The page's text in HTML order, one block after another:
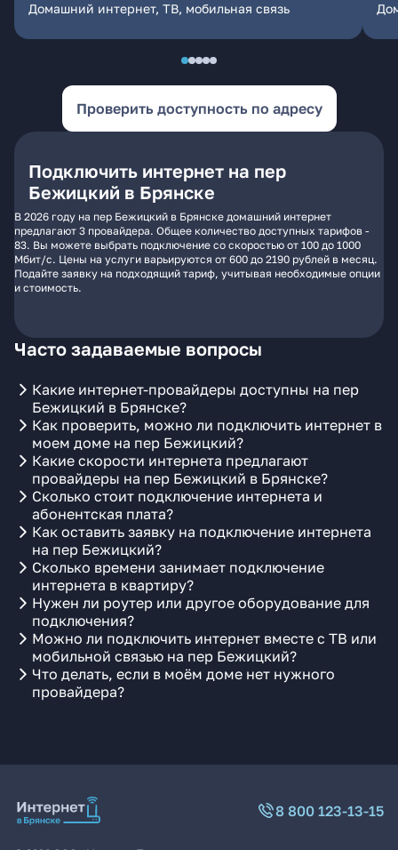
Домашний интернет, ТВ, мобильная связь
Проверить доступность по адресу
Подключить интернет на пер
Бежицкий в Брянске
В 2026 году на пер Бежицкий в Брянске домашний интернет
предлагают 3 провайдера. Общее количество доступных тарифов -
83. Вы можете выбрать подключение со скоростью от 100 до 1000
Мбит/с. Цены на услуги варьируются от 600 до 2190 рублей в месяц.
Подайте заявку на подходящий тариф, учитывая необходимые опции
и стоимость.
Часто задаваемые вопросы
Какие интернет-провайдеры доступны на пер
Бежицкий в Брянске?
Как проверить, можно ли подключить интернет в
моем доме на пер Бежицкий?
Какие скорости интернета предлагают
провайдеры на пер Бежицкий в Брянске?
Сколько стоит подключение интернета и
абонентская плата?
Как оставить заявку на подключение интернета
на пер Бежицкий?
Сколько времени занимает подключение
интернета в квартиру?
Нужен ли роутер или другое оборудование для
подключения?
Можно ли подключить интернет вместе с ТВ или
мобильной связью на пер Бежицкий?
Что делать, если в моём доме нет нужного
провайдера?
8 800 123-13-15